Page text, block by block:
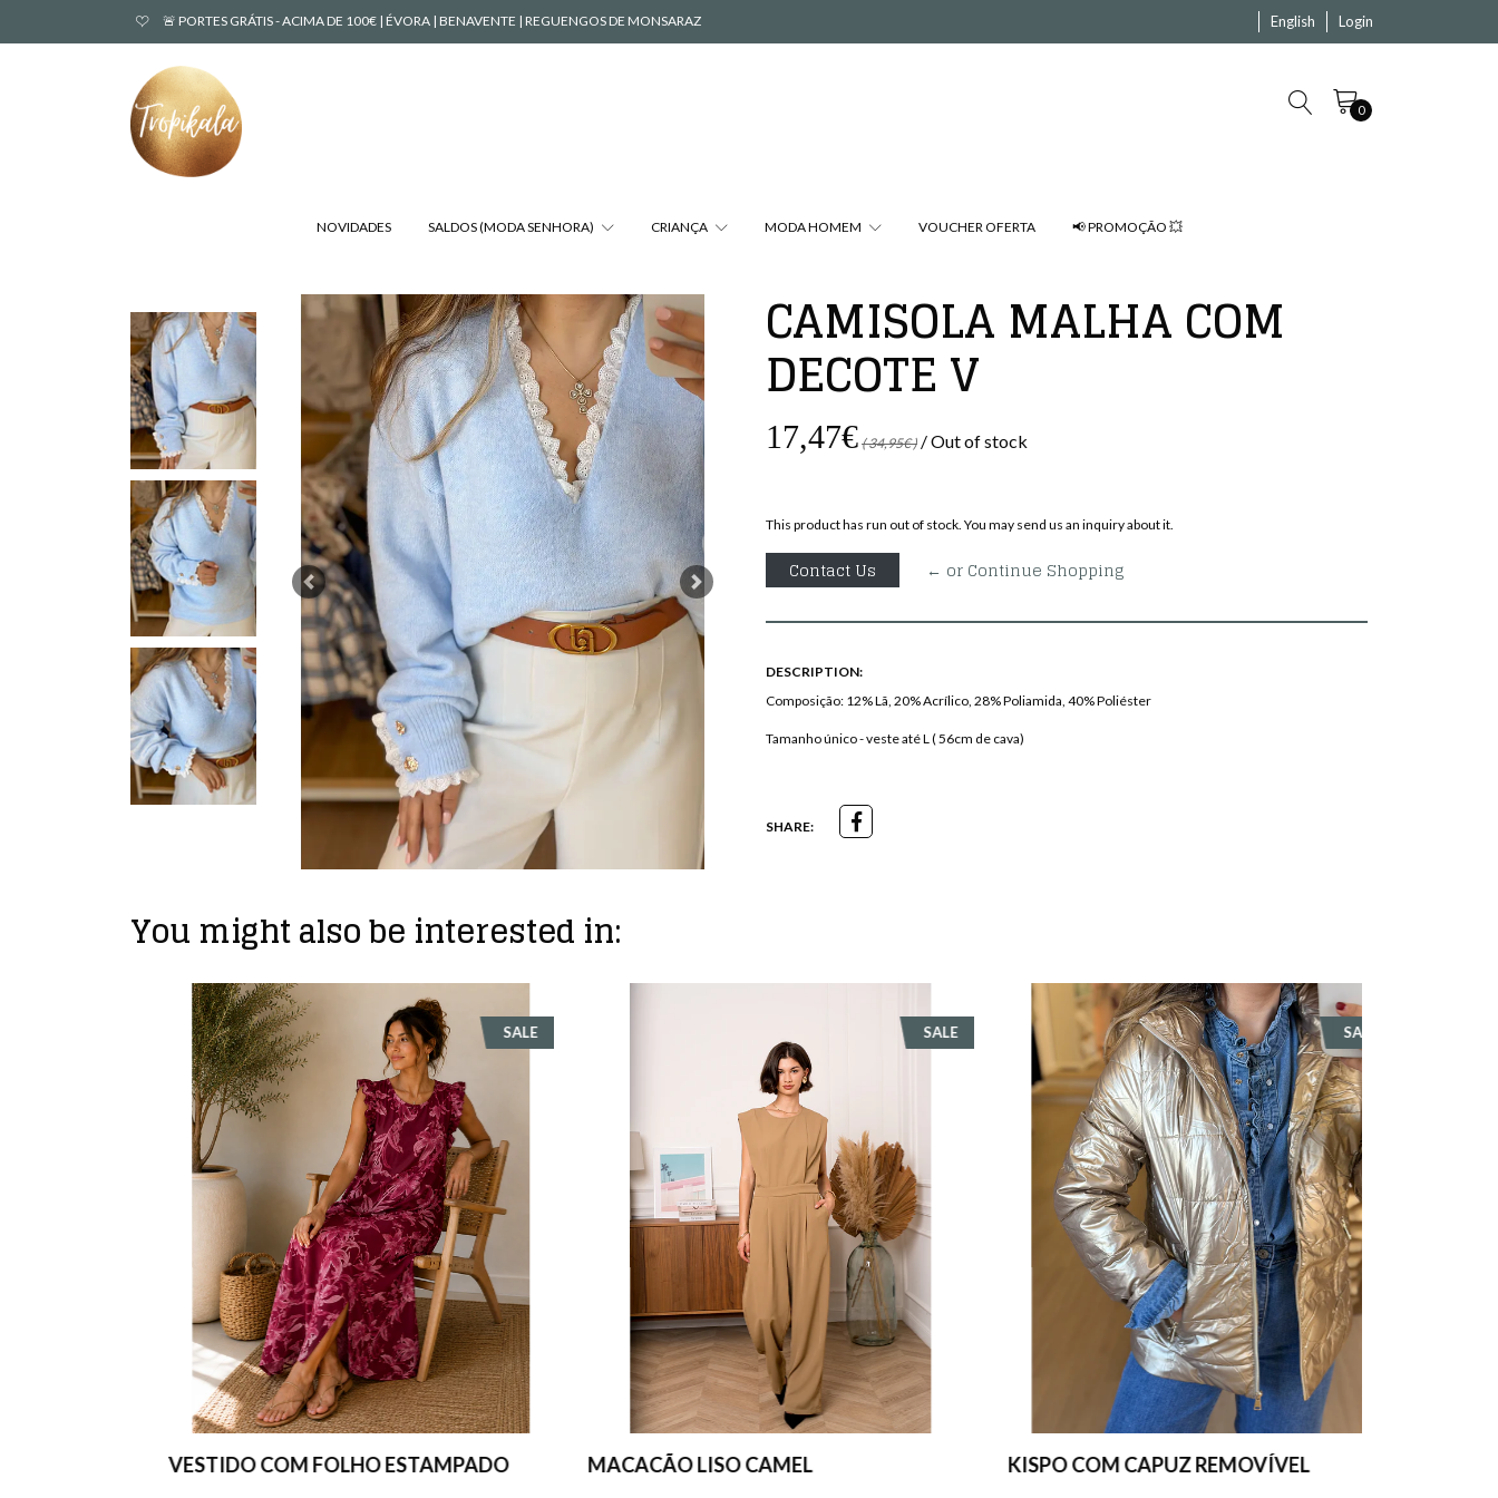
🚨 PORTES GRÁTIS - ACIMA DE 100€ | ÉVORA | BENAVENTE | REGUENGOS DE MONSARAZ English Login
0
NOVIDADES SALDOS (MODA SENHORA) CRIANÇA MODA HOMEM VOUCHER OFERTA 📢 PROMOÇÃO 💥
Previous Next
CAMISOLA MALHA COM
DECOTE V
17,47€ ( 34,95€ ) / Out of stock
This product has run out of stock. You may send us an inquiry about it.
Contact Us ← or Continue Shopping
DESCRIPTION:
Composição: 12% Lã, 20% Acrílico, 28% Poliamida, 40% Poliéster
Tamanho único - veste até L ( 56cm de cava)
SHARE:
You might also be interested in:
SALE
VESTIDO COM FOLHO ESTAMPADO
SALE
MACACÃO LISO CAMEL
SALE
KISPO COM CAPUZ REMOVÍVEL